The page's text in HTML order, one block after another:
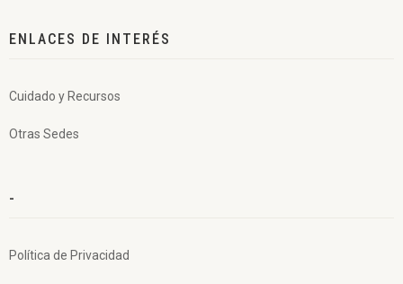
ENLACES DE INTERÉS
Cuidado y Recursos
Otras Sedes
-
Política de Privacidad